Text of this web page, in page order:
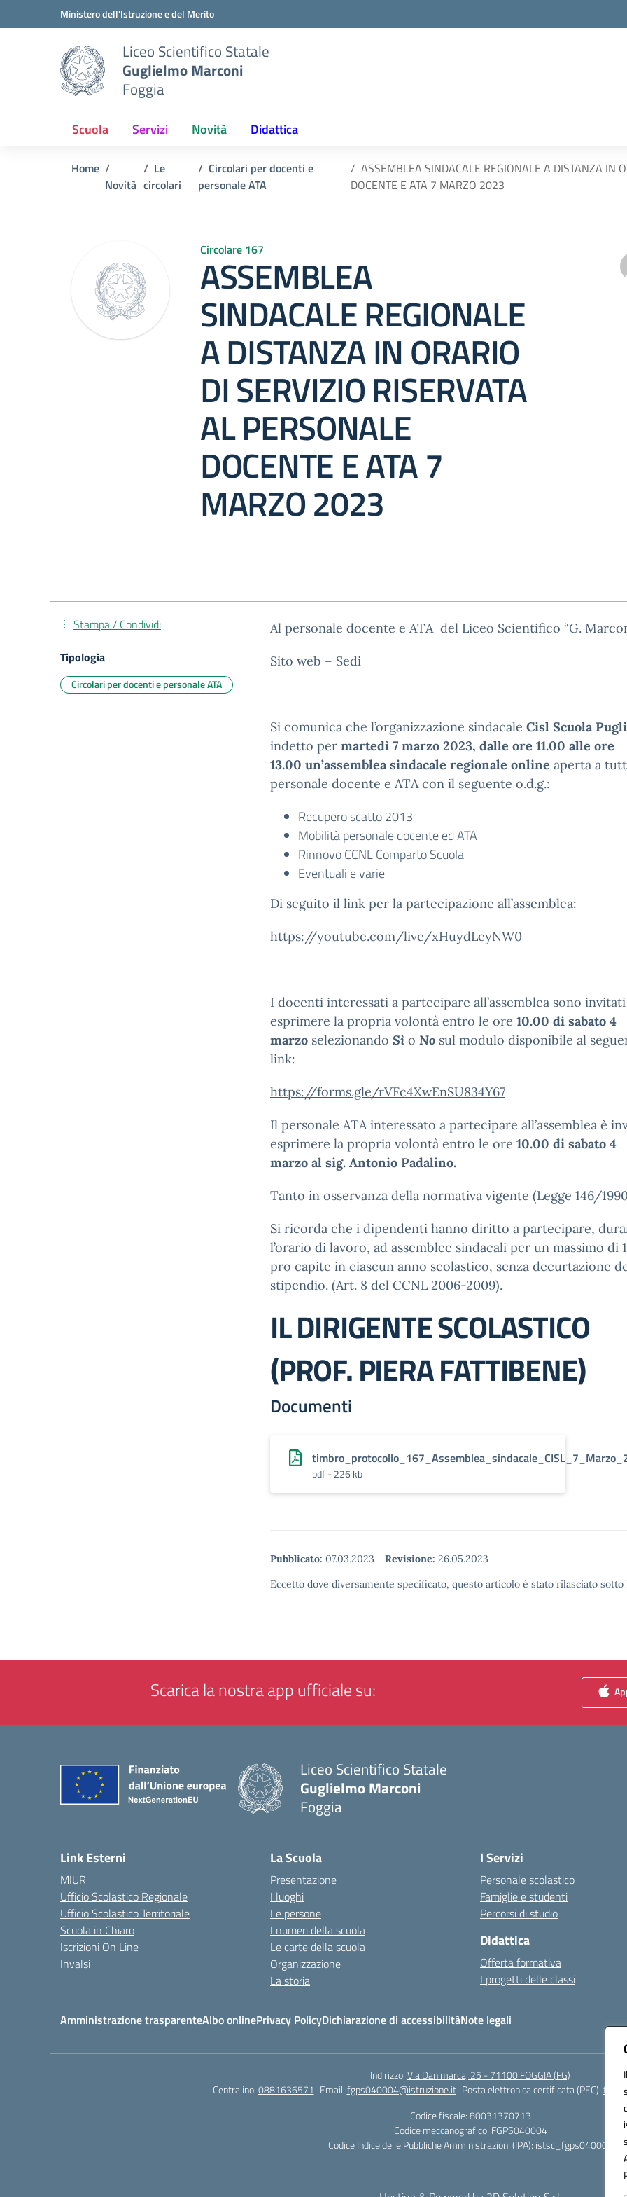
Vai ai contenuti
Vai al menu di navigazioneMinistero dell'Istruzione e del Merito
Liceo Scientifico Statale
Guglielmo Marconi
Foggia
Scuola Servizi Novità Didattica
Home
Novità
Le
circolari
Circolari per docenti e
personale ATA
ASSEMBLEA SINDACALE REGIONALE A DISTANZA IN
DOCENTE E ATA 7 MARZO 2023
Circolare 167
ASSEMBLEA
SINDACALE REGIONALE
A DISTANZA IN ORARIO
DI SERVIZIO RISERVATA
AL PERSONALE
DOCENTE E ATA 7
MARZO 2023
Al personale docente e ATA del Liceo Scientifico “G.
Sito web – Sedi
Si comunica che l’organizzazione sindacale Cisl Scuola
indetto per martedì 7 marzo 2023, dalle ore 11.00 alle ore
13.00 un’assemblea sindacale regionale online aperta a
personale docente e ATA con il seguente o.d.g.:
Recupero scatto 2013
Mobilità personale docente ed ATA
Rinnovo CCNL Comparto Scuola
Eventuali e varie
Di seguito il link per la partecipazione all’assemblea:
https://youtube.com/live/xHuydLeyNW0
I docenti interessati a partecipare all’assemblea sono
esprimere la propria volontà entro le ore 10.00 di sabato 4
marzo selezionando Sì o No sul modulo disponibile al
link:
https://forms.gle/rVFc4XwEnSU834Y67
Il personale ATA interessato a partecipare all’assemblea è
esprimere la propria volontà entro le ore 10.00 di sabato 4
marzo al sig. Antonio Padalino.
Tanto in osservanza della normativa vigente (Legge 146/
Si ricorda che i dipendenti hanno diritto a partecipare,
l’orario di lavoro, ad assemblee sindacali per un massimo di
pro capite in ciascun anno scolastico, senza decurtazione
stipendio. (Art. 8 del CCNL 2006-2009).
IL DIRIGENTE SCOLASTICO
(PROF. PIERA FATTIBENE)
Documenti
pdf - 226 kb
Pubblicato: 07.03.2023 - Revisione: 26.05.2023
Eccetto dove diversamente specificato, questo articolo è stato rilasciato
Stampa / Condividi
Tipologia
Circolari per docenti e personale ATA
Scarica la nostra app ufficiale su:
Liceo Scientifico Statale
Guglielmo Marconi
Foggia
Link Esterni
MIUR
Ufficio Scolastico Regionale
Ufficio Scolastico Territoriale
Scuola in Chiaro
Iscrizioni On Line
Invalsi
La Scuola
Presentazione
I luoghi
Le persone
I numeri della scuola
Le carte della scuola
Organizzazione
La storia
I Servizi
Personale scolastico
Famiglie e studenti
Percorsi di studio
Didattica
Offerta formativa
I progetti delle classi
Amministrazione trasparenteAlbo onlinePrivacy PolicyDichiarazione di accessibilitàNote legali
Indirizzo:Via Danimarca, 25 - 71100 FOGGIA (FG)
Centralino:0881636571 Email:fgps040004@istruzione.it Posta elettronica certificata (PEC):
Codice fiscale: 80031370713
Codice meccanografico: FGPS040004
Codice Indice delle Pubbliche Amministrazioni (IPA): istsc_fgps040004